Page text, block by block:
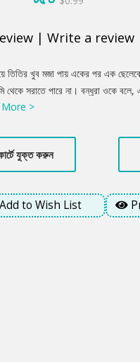
| Write a review
তিতির খুব মজা পায় একের পর এক
থেকে সরাতে পারে না। বন্ধুরা ওকে
চাইবে, কিন্তু পাবে না। তিতির সেই
ফেলে কিন্তু ছেলেটি পৃথিবীর
বাকি উত্তর পাঠক জানবেন বইয়ের
মিতুর অনবদ্য সৃষ্টি ‘তিতিরের মন ভালো
More >
যুক্ত করুন
Add to Wish List